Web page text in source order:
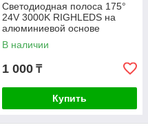
Светодиодная полоса 175°
24V 3000K RIGHLEDS на
алюминиевой основе
В наличии
1 000 ₸
Купить